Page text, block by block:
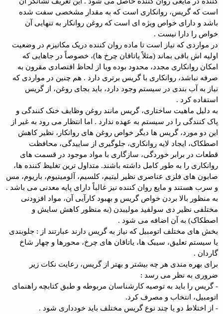
است که گریس، روانکاری است که به مقدار مشخصی سفت شده
باشد و دارای خواص ویژه ای است که روغن روانکار به تنهایی آن
خواص را دارا نیست .
در مواردی که نیاز است تا ماده روان کننده دریک مکانیزم در وضعیت
اولیه اش باقی بماند (مثلاً یاتاقان چرخ ها)، خصوصاً در جاهایی که
امکان روانکاری مجدد، محدود بوده ویا از لحاظ اقتصادی مقرون به
صرفه نباشد، روانکاری با گریس برتری دارد . هم چنین در مواردی که
نیاز به آب بندی در سیستم وجود دارد، باید بجای روغن، از گریس
استفاده کرد .
به دلیل ماهیت ساختاری، گریس مانند روغن وظایف خنک کنندگی و
پاک کنندگی را در سیستم به عهده ندارد . اما انتظار می رود به غیر از
این دو مورد، گریس ها دیگر خواص روغن های روانکار، نظیر کاهش
اصطکاک، ایجاد لایه روانکاری، جلوگیری از ساییدگی، محافظت
قطعات در برابر خوردگی، سازگاری با مواد موجود در قسمت های
روانکاری را به طور کامل داشته باشند. متداول ترین تغلیظ کننده ها،
صابون های فلزی عناصری نظیر لیتیم، کلسیم، آلومینیوم، باریوم، مس
و سرب هستند و مایع روان کننده نیز غالباً دارای پایه معدنی می باشد .
به منظور بالا بردن خواص گریس و بهبود کارآیی آن، مواد افزودنی
مختلفی نظیر دی سولفید مولیبدن (به منظور کاهش سایش و
اصطکاک) به آن اضافه می شود .
بخش های مختلف اتومبیل که نیاز به گریس دارند عبارتند از : جلوبندی
یا سیستم تعلیق، سیبک ها، یاتاقان های چرخ، محورها و چهار شاخ
گاردان .
برای بهره مندی هر چه بیشتر و بهتر از گریس، رعایت نکات زیر
ضروری به نظر می رسد :
- گریس را باید به توصیه کارشناسان مربوطه و طبق کتابچه راهنمای
اتومبیل، انتخاب و مصرف کرد.
- از اختلاط دو یا چند نوع گریس مختلف باید خودداری شود .